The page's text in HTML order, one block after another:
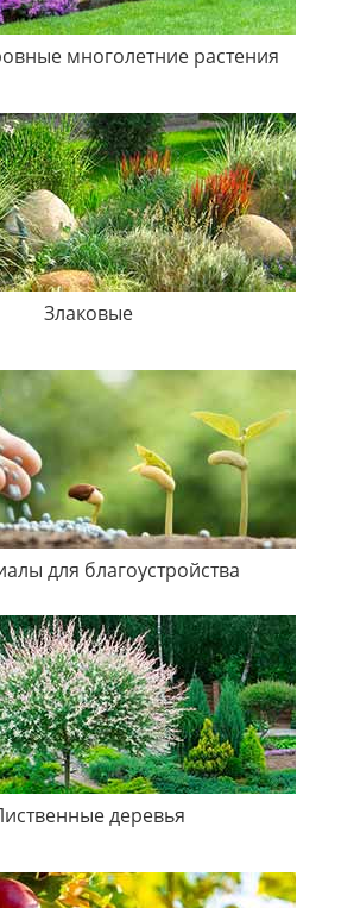
многолетние растения
Злаковые
для благоустройства
деревья